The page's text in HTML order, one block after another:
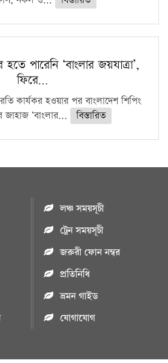
পারেনি ‘বাংলার জয়যাত্রা’,
ফিরে…
কার্যকর হওয়ার পর বাংলাদেশ শিপিং
‘বাংলার...
বিস্তারিত
লঞ্চ সময়সূচী
ট্রেন সময়সূচী
জরুরী ফোন নম্বর
প্রতিনিধি
ভ্রমন গাইড
যোগাযোগ